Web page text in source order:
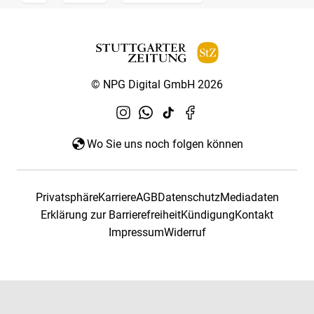
© NPG Digital GmbH 2026
Wo Sie uns noch folgen können
PrivatsphäreKarriereAGBDatenschutzMediadaten
Erklärung zur BarrierefreiheitKündigungKontakt
ImpressumWiderruf